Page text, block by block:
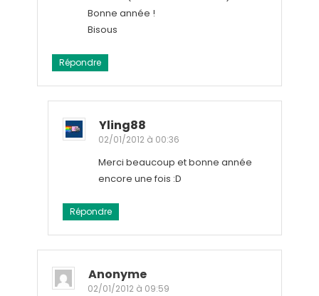
Bonne année !
Bisous
Répondre
Yling88
02/01/2012 à 00:36
Merci beaucoup et bonne année
encore une fois :D
Répondre
Anonyme
02/01/2012 à 09:59